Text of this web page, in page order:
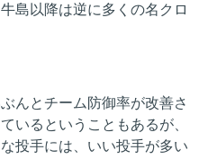
島以降は逆に多くの名クロ
んとチーム防御率が改善さ
いるということもあるが、
投手には、いい投手が多い